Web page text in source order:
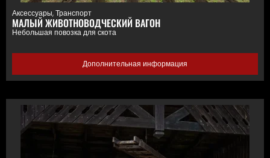
Аксессуары,Транспорт
МАЛЫЙ ЖИВОТНОВОДЧЕСКИЙ ВАГОН
Небольшая повозка для скота
Дополнительная информация